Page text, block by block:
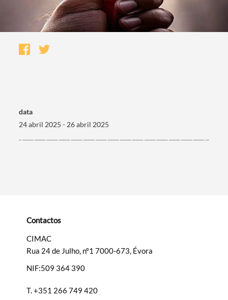
Categorias gerais
data
24 abril 2025 - 26 abril 2025
Contactos
CIMAC
Rua 24 de Julho, nº1 7000-673, Évora
NIF:509 364 390
T.+351 266 749 420